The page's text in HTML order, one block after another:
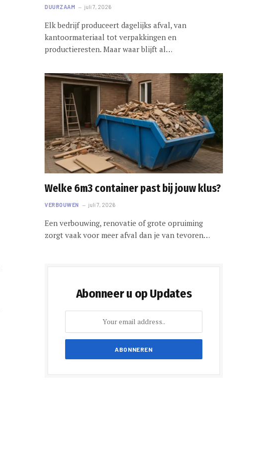
DUURZAAM juli 7, 2026
Elk bedrijf produceert dagelijks afval, van
kantoormateriaal tot verpakkingen en
productieresten. Maar waar blijft al…
Welke 6m3 container past bij jouw klus?
VERBOUWEN juli 7, 2026
Een verbouwing, renovatie of grote opruiming
zorgt vaak voor meer afval dan je van tevoren…
Abonneer u op Updates